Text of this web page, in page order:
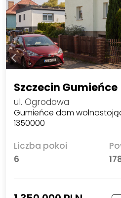
Szczecin Gumieńce
ul. Ogrodowa
Gumieńce dom
1350000
Liczba pokoi
6